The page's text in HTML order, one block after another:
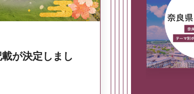
が決定しまし